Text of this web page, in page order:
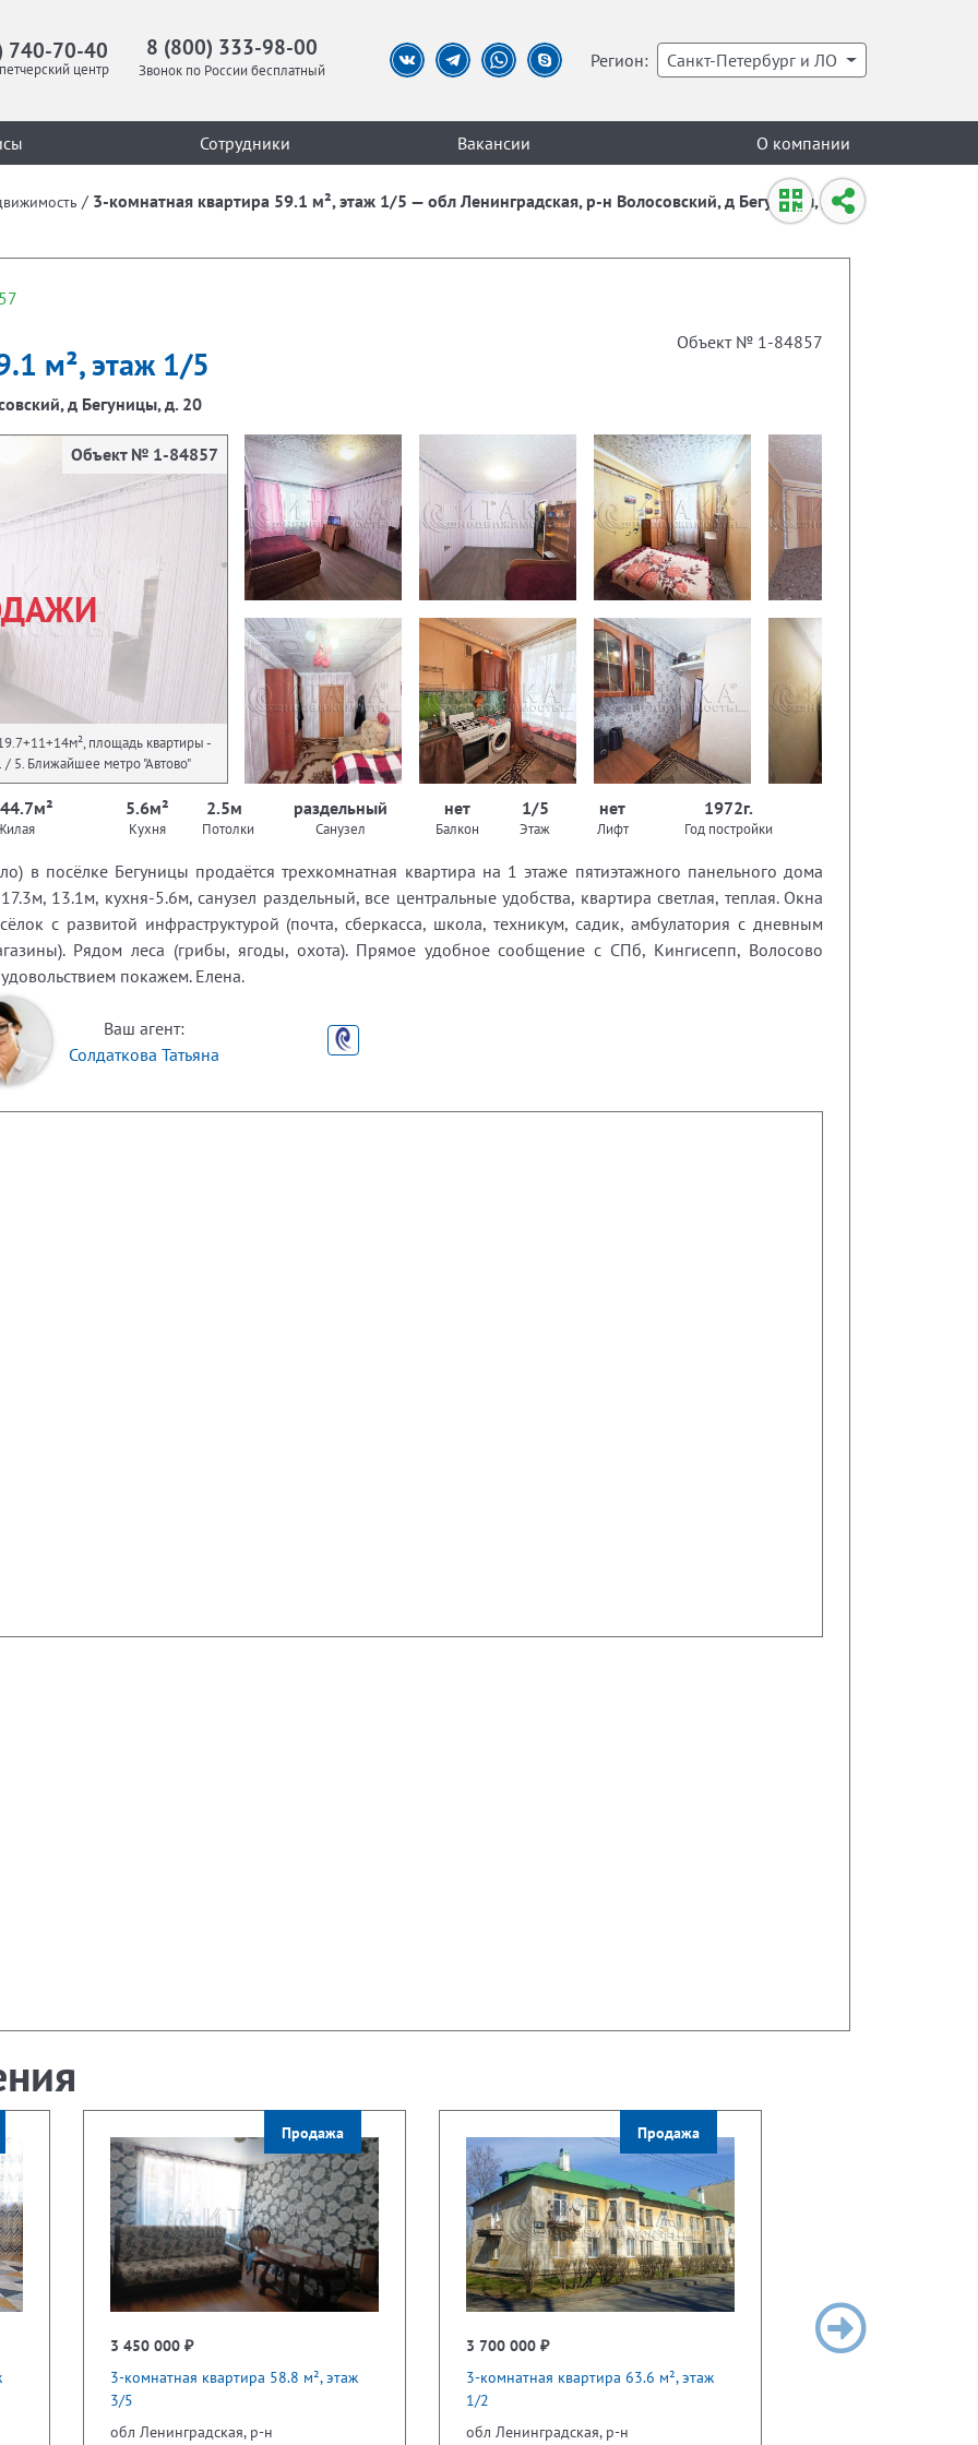
740-70-40
центр
8 (800) 333-98-00
Звонок по России бесплатный Регион: Санкт-Петербург и ЛО
Сотрудники Вакансии О компании
/ 3-комнатная квартира 59.1 м², этаж 1/5 — обл Ленинградская, р-н Волосовский, д Бегуницы, д.
м², этаж 1/5
Объект № 1-84857
д Бегуницы, д. 20
Объект № 1-84857
площадь квартиры -
/ 5. Ближайшее метро "Автово"
5.6м²
Кухня
2.5м
Потолки
раздельный
Санузел
нет
Балкон
1/5
Этаж
нет
Лифт
1972г.
Год постройки
в посёлке Бегуницы продаётся трехкомнатная квартира на 1 этаже пятиэтажного панельного дома
13.1м, кухня-5.6м, санузел раздельный, все центральные удобства, квартира светлая, теплая. Окна
с развитой инфраструктурой (почта, сберкасса, школа, техникум, садик, амбулатория с дневным
Рядом леса (грибы, ягоды, охота). Прямое удобное сообщение с СПб, Кингисепп, Волосово
покажем. Елена.
Ваш агент:
Солдаткова Татьяна
Продажа
3 450 000 ₽
3-комнатная квартира 58.8 м², этаж
3/5
обл Ленинградская, р-н
Продажа
3 700 000 ₽
3-комнатная квартира 63.6 м², этаж
1/2
обл Ленинградская, р-н